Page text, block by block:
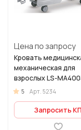
Цена по запросу
Кровать
механическая для
взрослых LS-
5 Арт. 5234
Запросить КП